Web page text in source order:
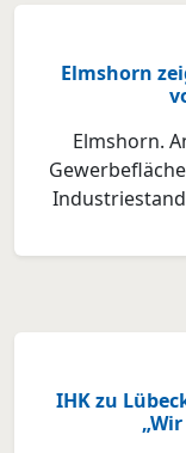
Elmshorn
Elmshorn.
liefert
GmbH ein
IHK zu